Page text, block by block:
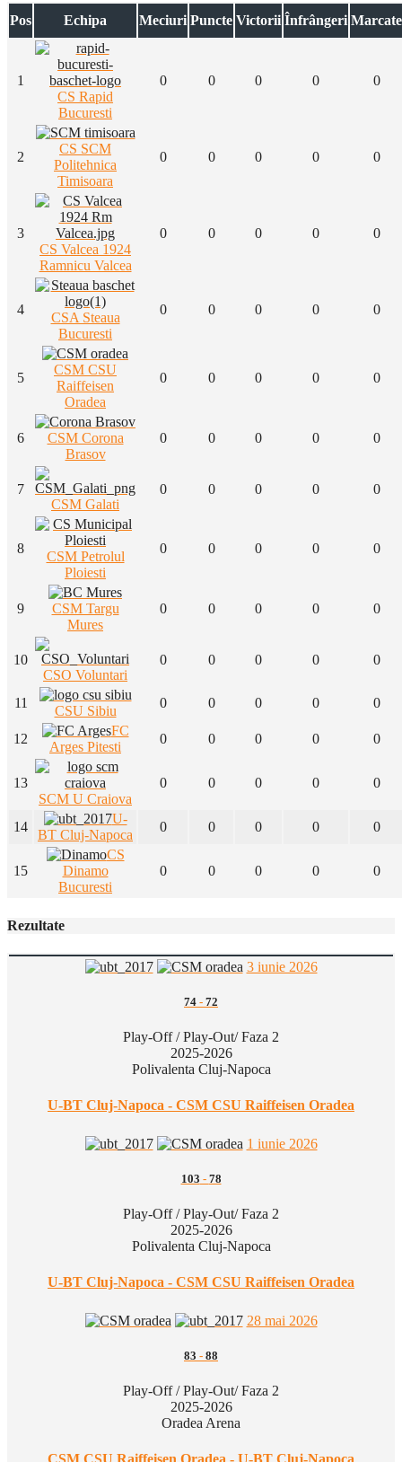
Pos Echipa Meciuri Puncte Victorii Înfrângeri Marcate
1
CS Rapid
Bucuresti
0 0 0 0 0
2
CS SCM
Politehnica
Timisoara
0 0 0 0 0
3
CS Valcea 1924
Ramnicu Valcea
0 0 0 0 0
4
CSA Steaua
Bucuresti
0 0 0 0 0
5
CSM CSU
Raiffeisen
Oradea
0 0 0 0 0
6
CSM Corona
Brasov
0 0 0 0 0
7
CSM Galati
0 0 0 0 0
8
CSM Petrolul
Ploiesti
0 0 0 0 0
9
CSM Targu
Mures
0 0 0 0 0
10
CSO Voluntari
0 0 0 0 0
11
CSU Sibiu
0 0 0 0 0
12
FC
Arges Pitesti
0 0 0 0 0
13
SCM U Craiova
0 0 0 0 0
14
U-
BT Cluj-Napoca
0 0 0 0 0
15
CS
Dinamo
Bucuresti
0 0 0 0 0
Rezultate
3 iunie 2026
74 - 72
Play-Off / Play-Out/ Faza 2
2025-2026
Polivalenta Cluj-Napoca
U-BT Cluj-Napoca - CSM CSU Raiffeisen Oradea
1 iunie 2026
103 - 78
Play-Off / Play-Out/ Faza 2
2025-2026
Polivalenta Cluj-Napoca
U-BT Cluj-Napoca - CSM CSU Raiffeisen Oradea
28 mai 2026
83 - 88
Play-Off / Play-Out/ Faza 2
2025-2026
Oradea Arena
CSM CSU Raiffeisen Oradea - U-BT Cluj-Napoca